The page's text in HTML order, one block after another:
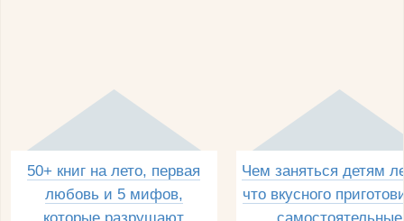
50+ книг на лето, первая
любовь и 5 мифов,
Чем заняться детям
что вкусного